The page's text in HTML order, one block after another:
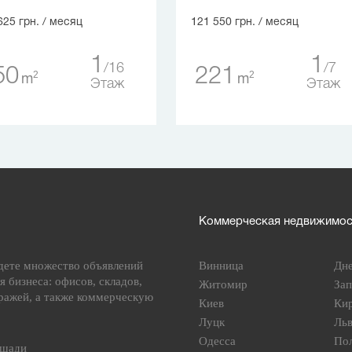
грн. / месяц
m2 1
16
Этаж
121 550 грн. / месяц
221 m2 1
7
Этаж
множество объявлений
бизнеса: офисов, складов,
а также коммерческую
Коммерческая
Винница
Житомир
Киев
Луцк
Одесса